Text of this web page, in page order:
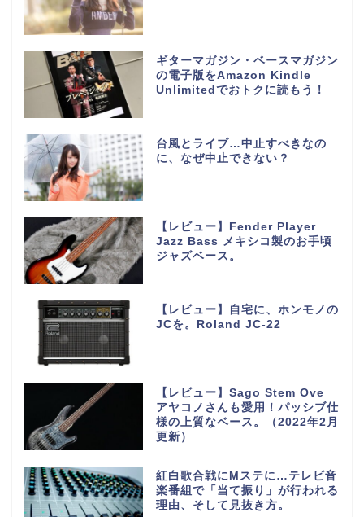
ギターマガジン・ベースマガジン
の電子版をAmazon Kindle
Unlimitedでおトクに読もう！
台風とライブ…中止すべきなの
に、なぜ中止できない？
【レビュー】Fender Player
Jazz Bass メキシコ製のお手頃
ジャズベース。
【レビュー】自宅に、ホンモノの
JCを。Roland JC-22
【レビュー】Sago Stem Ove
アヤコノさんも愛用！パッシブ仕
様の上質なベース。（2022年2月
更新）
紅白歌合戦にMステに…テレビ音
楽番組で「当て振り」が行われる
理由、そして見抜き方。